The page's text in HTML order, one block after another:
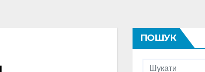
ПОШУК